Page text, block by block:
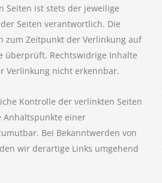
Seiten ist stets der jeweilige
Seiten verantwortlich. Die
zum Zeitpunkt der Verlinkung auf
überprüft. Rechtswidrige Inhalte
Verlinkung nicht erkennbar.
Kontrolle der verlinkten Seiten
Anhaltspunkte einer
Bei Bekanntwerden von
wir derartige Links umgehend